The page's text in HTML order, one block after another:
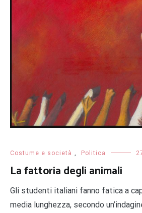
Costume e società Politica
La fattoria degli animali
Gli studenti italiani fanno fatica a
media lunghezza, secondo